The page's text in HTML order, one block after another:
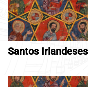
Santos Irlandeses